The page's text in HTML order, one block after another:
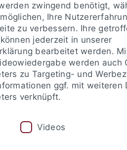
FORSCHUNG
zwingend benötigt,
Ihre
zu verbessern. Ihre
jederzeit in unserer
bearbeitet werden.
werden auch
zu Targeting- und
ggf. mit weiteren
verknüpft.
Videos